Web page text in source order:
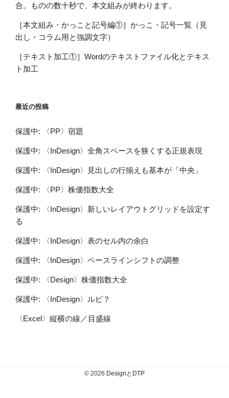
合。ものの数十秒で、本文組みが終わります。
［本文組み・かっこと記号編①］かっこ・記号一覧（見
出し・コラム用と強調文字）
［テキスト加工①］Wordのテキストファイル化とテキス
ト加工
最近の投稿
保護中: 〈PP〉宿題
保護中: 〈InDesign〉全角スペースを狭くする正規表現
保護中: 〈InDesign〉見出しの行揃えも基本が「中央」
保護中: 〈PP〉株価指数大全
保護中: 〈InDesign〉新しいレイアウトグリッドを設定す
る
保護中: 〈InDesign〉表のセル内の余白
保護中: 〈InDesign〉ベースラインシフトの調整
保護中: 〈Design〉株価指数大全
保護中: 〈InDesign〉ルビ？
〈Excel〉縦横の線／目盛線
© 2026 DesignとDTP